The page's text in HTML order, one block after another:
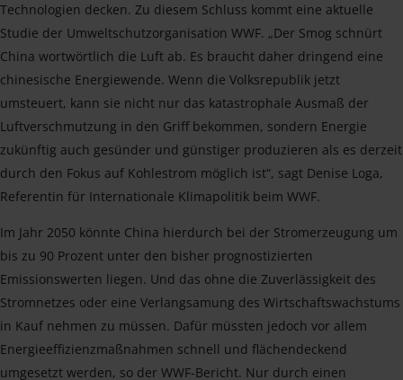
Technologien decken. Zu diesem Schluss kommt eine aktuelle
Studie der Umweltschutzorganisation WWF. „Der Smog schnürt
China wortwörtlich die Luft ab. Es braucht daher dringend eine
chinesische Energiewende. Wenn die Volksrepublik jetzt
umsteuert, kann sie nicht nur das katastrophale Ausmaß der
Luftverschmutzung in den Griff bekommen, sondern Energie
zukünftig auch gesünder und günstiger produzieren als es derzeit
durch den Fokus auf Kohlestrom möglich ist“, sagt Denise Loga,
Referentin für Internationale Klimapolitik beim WWF.
Im Jahr 2050 könnte China hierdurch bei der Stromerzeugung um
bis zu 90 Prozent unter den bisher prognostizierten
Emissionswerten liegen. Und das ohne die Zuverlässigkeit des
Stromnetzes oder eine Verlangsamung des Wirtschaftswachstums
in Kauf nehmen zu müssen. Dafür müssten jedoch vor allem
Energieeffizienzmaßnahmen schnell und flächendeckend
umgesetzt werden, so der WWF-Bericht. Nur durch einen